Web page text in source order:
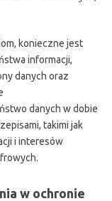
konieczne jest
informacji,
danych oraz
danych w dobie
takimi jak
i interesów
w ochronie